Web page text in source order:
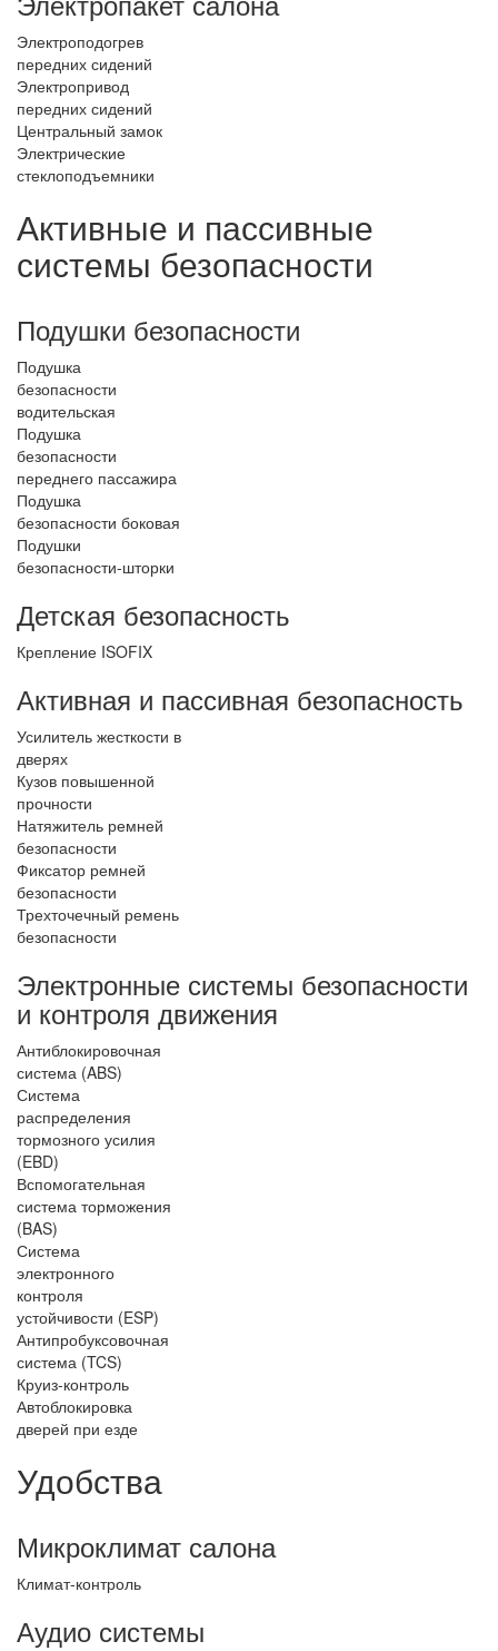
Электроподогрев
передних сидений
Электропривод
передних сидений
Центральный замок
Электрические
стеклоподъемники
Активные и пассивные
системы безопасности
Подушки безопасности
Подушка
безопасности
водительская
Подушка
безопасности
переднего пассажира
Подушка
безопасности боковая
Подушки
безопасности-шторки
Детская безопасность
Крепление ISOFIX
Активная и пассивная безопасность
Усилитель жесткости в
дверях
Кузов повышенной
прочности
Натяжитель ремней
безопасности
Фиксатор ремней
безопасности
Трехточечный ремень
безопасности
Электронные системы безопасности
и контроля движения
Антиблокировочная
система (ABS)
Система
распределения
тормозного усилия
(EBD)
Вспомогательная
система торможения
(BAS)
Система
электронного
контроля
устойчивости (ESP)
Антипробуксовочная
система (TCS)
Круиз-контроль
Автоблокировка
дверей при езде
Удобства
Микроклимат салона
Климат-контроль
Аудио системы